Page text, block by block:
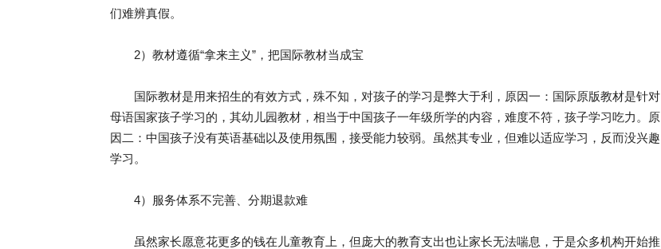
们难辨真假。
2）教材遵循“拿来主义”，把国际教材当成宝
国际教材是用来招生的有效方式，殊不知，对孩子的学习是弊大于利，原因一：国际原版教材是针对
母语国家孩子学习的，其幼儿园教材，相当于中国孩子一年级所学的内容，难度不符，孩子学习吃力。原
因二：中国孩子没有英语基础以及使用氛围，接受能力较弱。虽然其专业，但难以适应学习，反而没兴趣
学习。
4）服务体系不完善、分期退款难
虽然家长愿意花更多的钱在儿童教育上，但庞大的教育支出也让家长无法喘息，于是众多机构开始推